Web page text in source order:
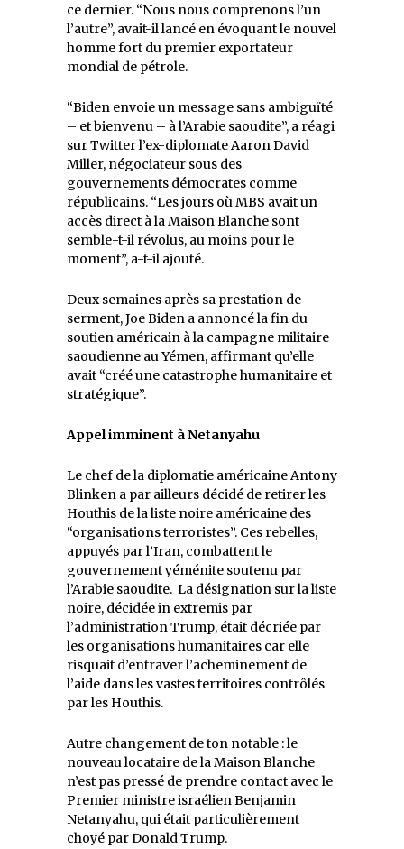
ce dernier. “Nous nous comprenons l’un
l’autre”, avait-il lancé en évoquant le nouvel
homme fort du premier exportateur
mondial de pétrole.
“Biden envoie un message sans ambiguïté
– et bienvenu – à l’Arabie saoudite”, a réagi
sur Twitter l’ex-diplomate Aaron David
Miller, négociateur sous des
gouvernements démocrates comme
républicains. “Les jours où MBS avait un
accès direct à la Maison Blanche sont
semble-t-il révolus, au moins pour le
moment”, a-t-il ajouté.
Deux semaines après sa prestation de
serment, Joe Biden a annoncé la fin du
soutien américain à la campagne militaire
saoudienne au Yémen, affirmant qu’elle
avait “créé une catastrophe humanitaire et
stratégique”.
Appel imminent à Netanyahu
Le chef de la diplomatie américaine Antony
Blinken a par ailleurs décidé de retirer les
Houthis de la liste noire américaine des
“organisations terroristes”. Ces rebelles,
appuyés par l’Iran, combattent le
gouvernement yéménite soutenu par
l’Arabie saoudite. La désignation sur la liste
noire, décidée in extremis par
l’administration Trump, était décriée par
les organisations humanitaires car elle
risquait d’entraver l’acheminement de
l’aide dans les vastes territoires contrôlés
par les Houthis.
Autre changement de ton notable : le
nouveau locataire de la Maison Blanche
n’est pas pressé de prendre contact avec le
Premier ministre israélien Benjamin
Netanyahu, qui était particulièrement
choyé par Donald Trump.